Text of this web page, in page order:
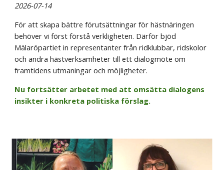
2026-07-14
För att skapa bättre förutsättningar för hästnäringen
behöver vi först förstå verkligheten. Därför bjöd
Mälaröpartiet in representanter från ridklubbar, ridskolor
och andra hästverksamheter till ett dialogmöte om
framtidens utmaningar och möjligheter.
Nu fortsätter arbetet med att omsätta dialogens
insikter i konkreta politiska förslag.